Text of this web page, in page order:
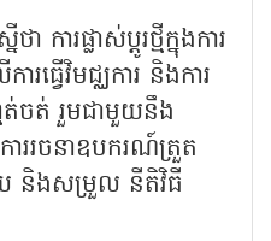
ការផ្លាស់ប្ដូរថ្មីក្នុងការ
រធ្វើវិមជ្ឈការ និងការ
ត់ចត់ រួមជាមួយនឹង
ាររចនាឧបករណ៍ត្រួត
ថយ និងសម្រួល នីតិវិធី